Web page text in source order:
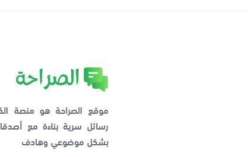
موقع الصراحة هو منصة
رسائل سرية بناءة مع
بشكل موضوعي وهادف